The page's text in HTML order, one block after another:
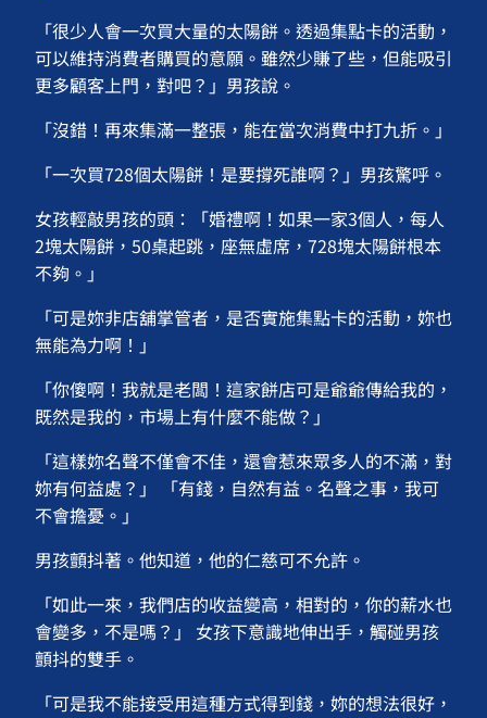
「很少人會一次買大量的太陽餅。透過集點卡的活動，
可以維持消費者購買的意願。雖然少賺了些，但能吸引
更多顧客上門，對吧？」男孩說。
「沒錯！再來集滿一整張，能在當次消費中打九折。」
「一次買728個太陽餅！是要撐死誰啊？」男孩驚呼。
女孩輕敲男孩的頭：「婚禮啊！如果一家3個人，每人
2塊太陽餅，50桌起跳，座無虛席，728塊太陽餅根本
不夠。」
「可是妳非店舖掌管者，是否實施集點卡的活動，妳也
無能為力啊！」
「你傻啊！我就是老闆！這家餅店可是爺爺傳給我的，
既然是我的，市場上有什麼不能做？」
「這樣妳名聲不僅會不佳，還會惹來眾多人的不滿，對
妳有何益處？」 「有錢，自然有益。名聲之事，我可
不會擔憂。」
男孩顫抖著。他知道，他的仁慈可不允許。
「如此一來，我們店的收益變高，相對的，你的薪水也
會變多，不是嗎？」 女孩下意識地伸出手，觸碰男孩
顫抖的雙手。
「可是我不能接受用這種方式得到錢，妳的想法很好，